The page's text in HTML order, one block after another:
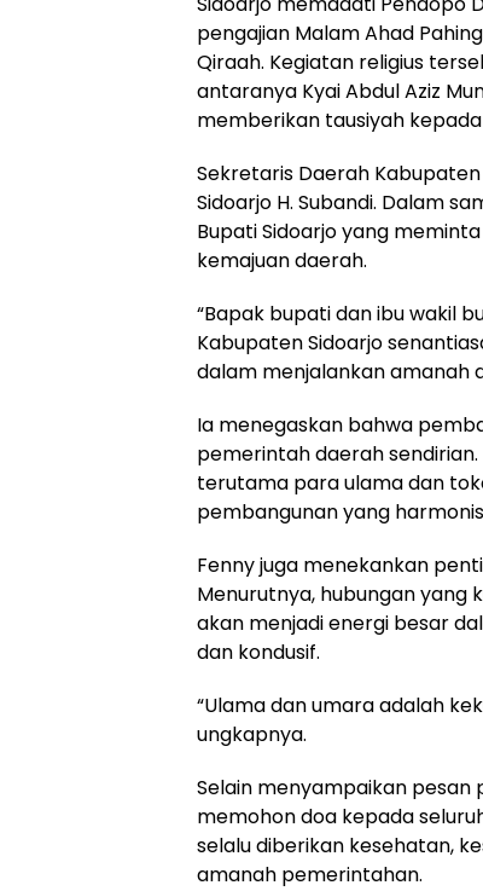
pengajian Malam Ahad
Qiraah. Kegiatan religius
antaranya Kyai Abdul Aziz
memberikan tausiyah
Sekretaris Daerah
Sidoarjo H. Subandi. Dalam
Bupati Sidoarjo yang
kemajuan daerah.
“Bapak bupati dan ibu wakil
Kabupaten Sidoarjo
dalam menjalankan amanah
Ia menegaskan bahwa
pemerintah daerah
terutama para ulama dan
pembangunan yang
Fenny juga menekankan
Menurutnya, hubungan
akan menjadi energi besar
dan kondusif.
“Ulama dan umara adalah
ungkapnya.
Selain menyampaikan
memohon doa kepada
selalu diberikan kesehatan,
amanah pemerintahan.